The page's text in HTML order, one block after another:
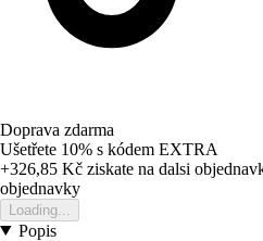
Doprava zdarma
Ušetřete 10% s kódem EXTRA
+326,85 Kč ziskate na dalsi
objednavky
Loading...
Popis